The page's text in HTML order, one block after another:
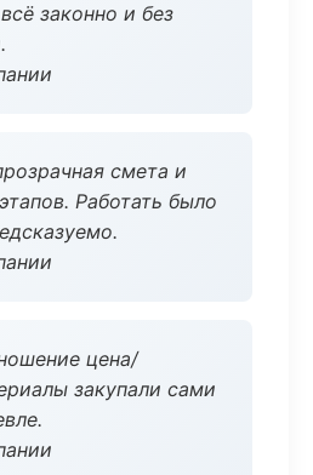
законно и без
смета и
Работать было
цена/
закупали сами